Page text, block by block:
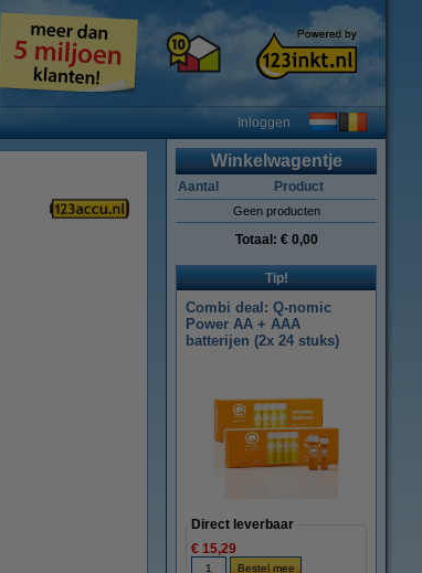
Inloggen
Winkelwagentje
Aantal Product
Geen producten
Totaal: € 0,00
Tip!
Combi deal: Q-nomic
Power AA + AAA
batterijen (2x 24 stuks)
Direct leverbaar
€ 15,29